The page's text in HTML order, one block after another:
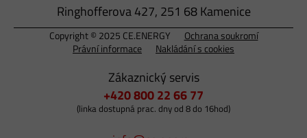
Ringhofferova 427, 251 68 Kamenice
Copyright © 2025 CE.ENERGY
Ochrana soukromí
Právní informace
Nakládání s cookies
Zákaznický servis
+420 800 22 66 77
(linka dostupná prac. dny od 8 do 16hod)